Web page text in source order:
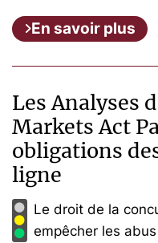
En savoir plus
Les Analyses
Markets Act
obligations
ligne
Le droit de la
empêcher les